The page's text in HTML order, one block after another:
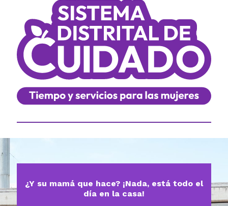
¿Y su mamá que hace? ¡Nada, está todo el
día en la casa!